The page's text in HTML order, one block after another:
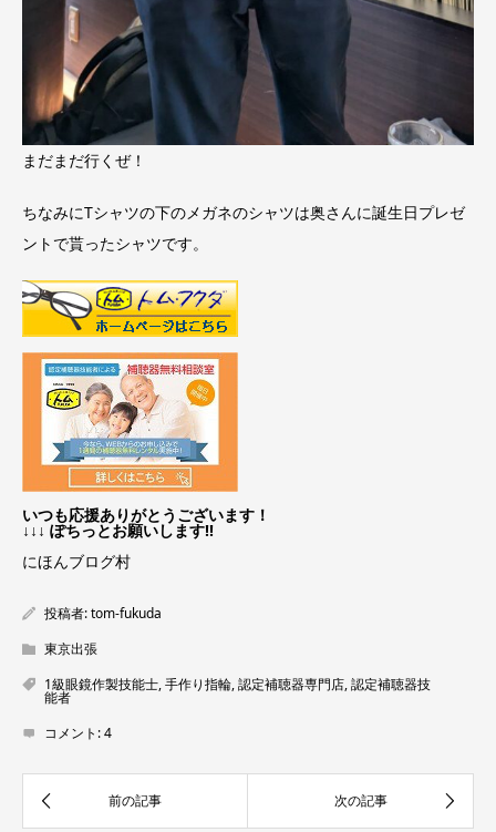
まだまだ行くぜ！
ちなみにTシャツの下のメガネのシャツは奥さんに誕生日プレゼ
ントで貰ったシャツです。
いつも応援ありがとうございます！
↓↓↓ ぽちっとお願いします!!
にほんブログ村
投稿者:tom-fukuda
東京出張
1級眼鏡作製技能士,手作り指輪,認定補聴器専門店,認定補聴器技
能者
コメント:4